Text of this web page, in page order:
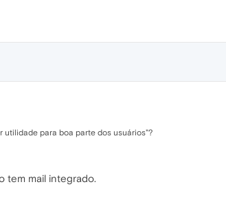
utilidade para boa parte dos usuários"?
tem mail integrado.